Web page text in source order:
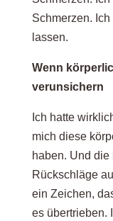
Schmerzen.
lassen.
Wenn
verunsichern
Ich hatte
mich diese
haben. Und
Rückschläge
ein Zeichen,
es übertrieben.